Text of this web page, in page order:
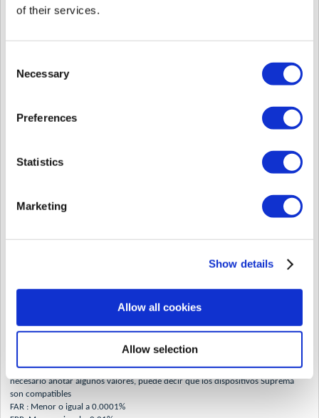
of their services.
Selection
Necessary
Preferences
Statistics
Marketing
Show details
Allow all cookies
Allow selection
Los productos de huellas dactilares de Suprema admiten tres niveles de control
El control de nivel de seguridad tiene una característica de adaptación
muestran las relaciones entre los niveles de seguridad automáticos y el número
de plantillas inscritas. Por ejemplo, cuando el nivel de seguridad es Automatic
Por lo tanto, no es apropiado fijar la tasa FAR. Pero si es absolutamente
necesario anotar algunos valores, puede decir que los dispositivos Suprema
son compatibles
FAR : Menor o igual a 0.0001%